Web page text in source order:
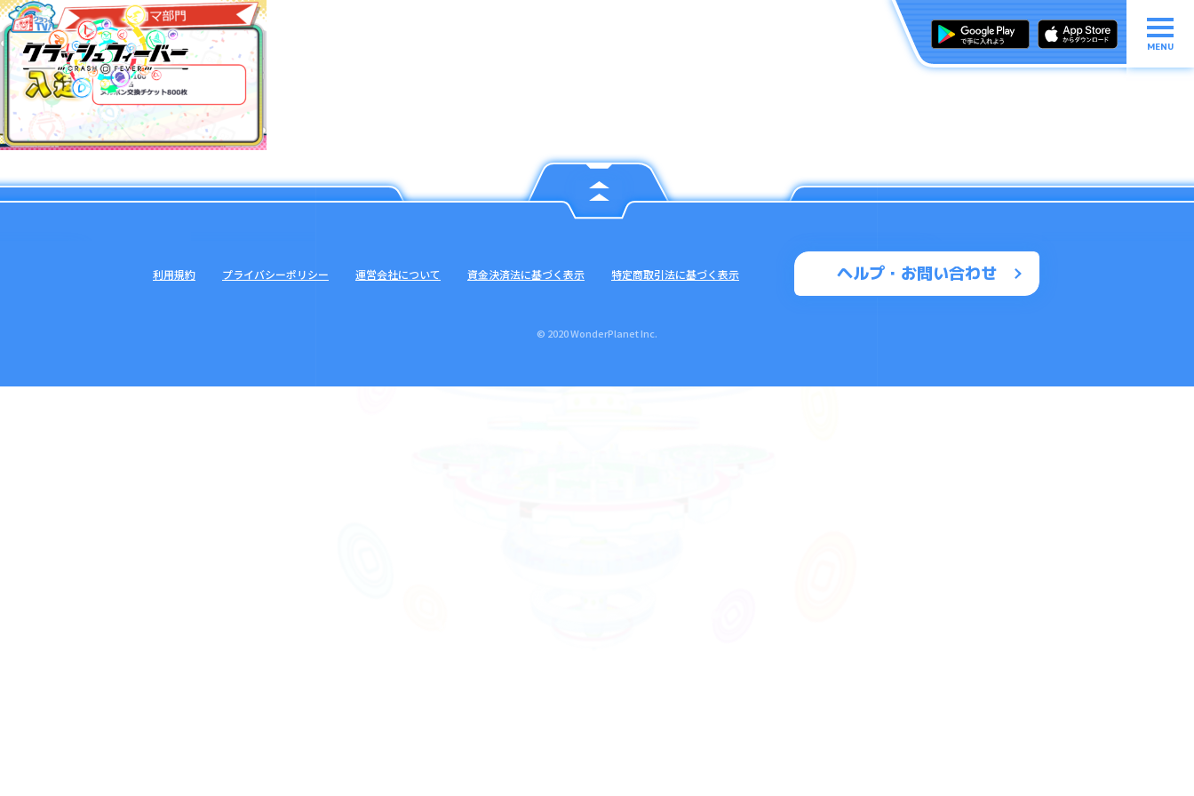
MENU
ヘルプ・お問い合わせ
利用規約 プライバシーポリシー 運営会社について 資金決済法に基づく表示 特定商取引法に基づく表示
© 2020 WonderPlanet Inc.